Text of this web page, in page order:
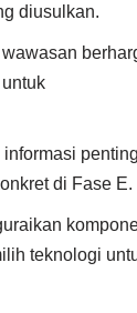
diusulkan.
penting
di Fase E.
teknologi